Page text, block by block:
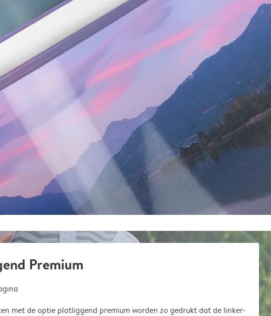
Premium
met de optie platliggend premium worden zo gedrukt dat de linker-